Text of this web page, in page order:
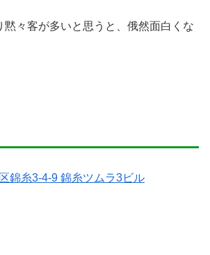
黙々客が多いと思うと、俄然面白くな
錦糸3-4-9 錦糸ツムラ3ビル